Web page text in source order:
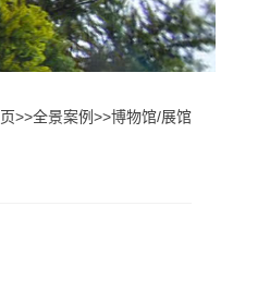
>>全景案例>>博物馆/展馆